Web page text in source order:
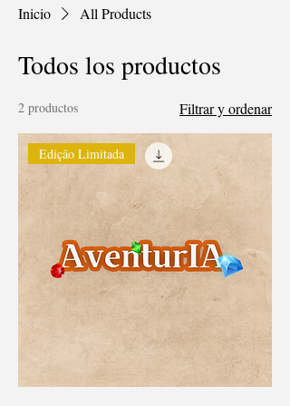
Inicio All Products
Todos los productos
2 productos Filtrar y ordenar
Edição Limitada